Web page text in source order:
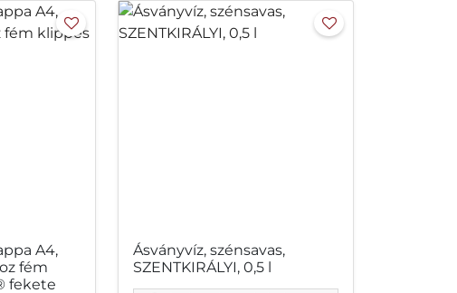
A4,
fém
fekete
Ásványvíz, szénsavas,
SZENTKIRÁLYI, 0,5 l